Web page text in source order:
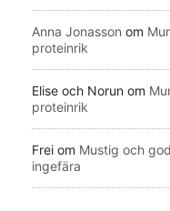
Anna Jonasson om
proteinrik
Elise och Norun om
proteinrik
Frei om Mustig och
ingefära